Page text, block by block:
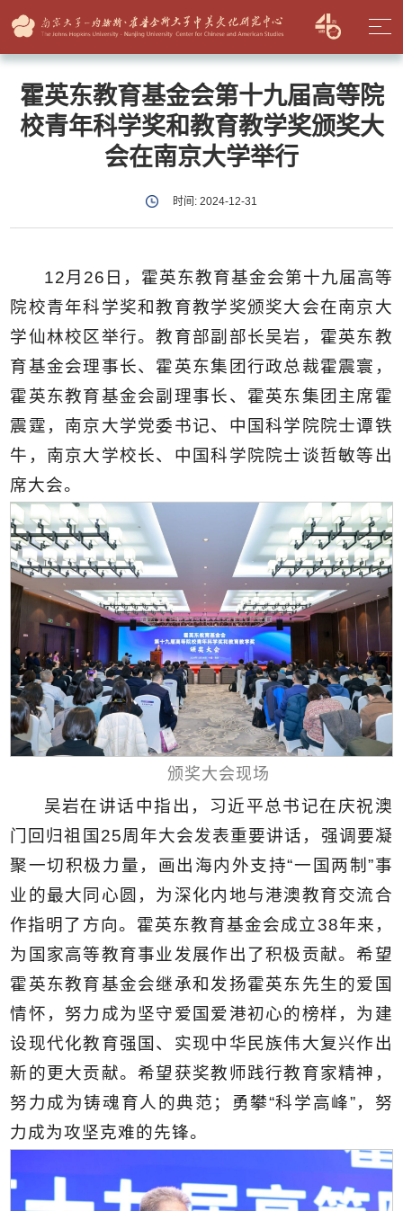
霍英东教育基金会第十九届高等院
校青年科学奖和教育教学奖颁奖大
会在南京大学举行
时间: 2024-12-31
12月26日，霍英东教育基金会第十九届高等
院校青年科学奖和教育教学奖颁奖大会在南京大
学仙林校区举行。教育部副部长吴岩，霍英东教
育基金会理事长、霍英东集团行政总裁霍震寰，
霍英东教育基金会副理事长、霍英东集团主席霍
震霆， 南京大学党委书记、中国科学院院士谭铁
牛，南京大学校长、中国科学院院士谈哲敏等出
席大会。
颁奖大会现场
吴岩在讲话中指出，习近平总书记在庆祝澳
门回归祖国25周年大会发表重要讲话，强调要凝
聚一切积极力量，画出海内外支持“一国两制”事
业的最大同心圆，为深化内地与港澳教育交流合
作指明了方向。霍英东教育基金会成立38年来，
为国家高等教育事业发展作出了积极贡献。希望
霍英东教育基金会继承和发扬霍英东先生的爱国
情怀，努力成为坚守爱国爱港初心的榜样，为建
设现代化教育强国、实现中华民族伟大复兴作出
新的更大贡献。希望获奖教师践行教育家精神，
努力成为铸魂育人的典范；勇攀“科学高峰”，努
力成为攻坚克难的先锋。